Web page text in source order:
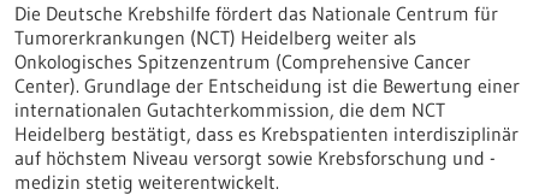
Die Deutsche Krebshilfe fördert das Nationale Centrum für
Tumorerkrankungen (NCT) Heidelberg weiter als
Onkologisches Spitzenzentrum (Comprehensive Cancer
Center). Grundlage der Entscheidung ist die Bewertung einer
internationalen Gutachterkommission, die dem NCT
Heidelberg bestätigt, dass es Krebspatienten interdisziplinär
auf höchstem Niveau versorgt sowie Krebsforschung und -
medizin stetig weiterentwickelt.